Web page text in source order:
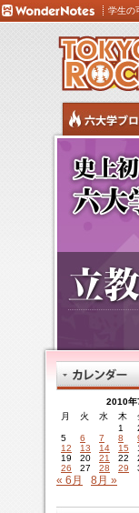
学生の
2010年
月
火 水 木
1
5
6 7 8
12
13 14 15
19
20 21 22
26
27 28 29
« 6月 8月 »